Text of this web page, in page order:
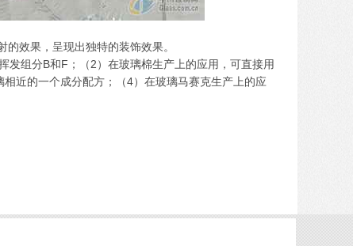
效果，呈现出独特的装饰效果。
发组分B和F；（2）在玻璃棉生产上的应用，可直接用
近的一个成分配方；（4）在玻璃马赛克生产上的应